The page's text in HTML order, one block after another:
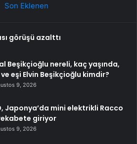
Son Eklenen
görüşü azalttı
Beşikçioğlu nereli, kaç yaşında,
ve eşi Elvin Beşikçioğlu kimdir?
9, 2026
Japonya’da mini elektrikli Racco
giriyor
9, 2026